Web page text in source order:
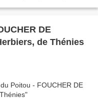
DE
de Thénies